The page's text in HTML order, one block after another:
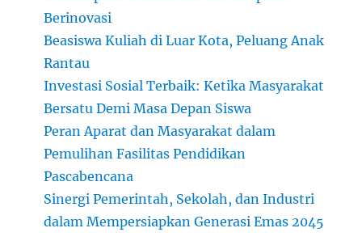
Berinovasi
Beasiswa Kuliah di Luar Kota, Peluang Anak
Rantau
Investasi Sosial Terbaik: Ketika Masyarakat
Bersatu Demi Masa Depan Siswa
Peran Aparat dan Masyarakat dalam
Pemulihan Fasilitas Pendidikan
Pascabencana
Sinergi Pemerintah, Sekolah, dan Industri
dalam Mempersiapkan Generasi Emas 2045